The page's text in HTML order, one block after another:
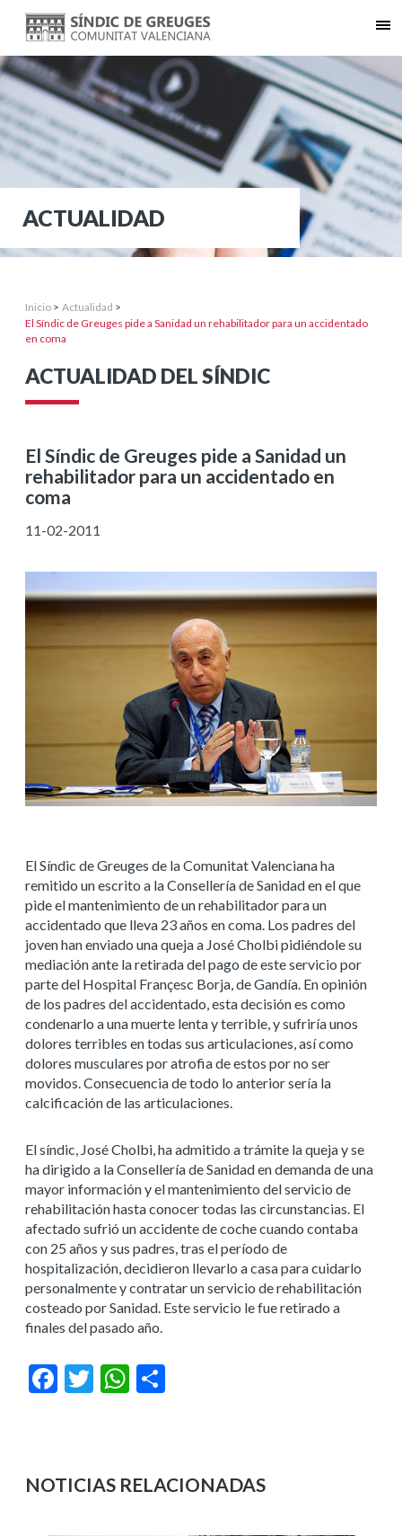
ACTUALIDAD
Inicio > Actualidad >
El Síndic de Greuges pide a Sanidad un rehabilitador para un accidentado
en coma
ACTUALIDAD DEL SÍNDIC
El Síndic de Greuges pide a Sanidad un
rehabilitador para un accidentado en
coma
11-02-2011
El Síndic de Greuges de la Comunitat Valenciana ha
remitido un escrito a la Consellería de Sanidad en el que
pide el mantenimiento de un rehabilitador para un
accidentado que lleva 23 años en coma. Los padres del
joven han enviado una queja a José Cholbi pidiéndole su
mediación ante la retirada del pago de este servicio por
parte del Hospital Françesc Borja, de Gandía. En opinión
de los padres del accidentado, esta decisiónes como
condenarlo a una muerte lenta y terrible, y sufriría unos
dolores terribles en todas sus articulaciones, así como
dolores musculares por atrofia de estos por no ser
movidos. Consecuencia de todo lo anterior sería la
calcificación de las articulaciones.
El síndic, José Cholbi, ha admitido a trámite la queja y se
ha dirigido a la Consellería de Sanidad en demanda de una
mayor información y el mantenimiento del servicio de
rehabilitación hasta conocer todas las circunstancias. El
afectado sufrió un accidente de coche cuando contaba
con 25 años y sus padres, tras el período de
hospitalización, decidieron llevarlo a casa para cuidarlo
personalmente y contratar un servicio de rehabilitación
costeado por Sanidad. Este servicio le fue retirado a
finales del pasado año.
Facebook
Twitter WhatsApp
NOTICIAS RELACIONADAS